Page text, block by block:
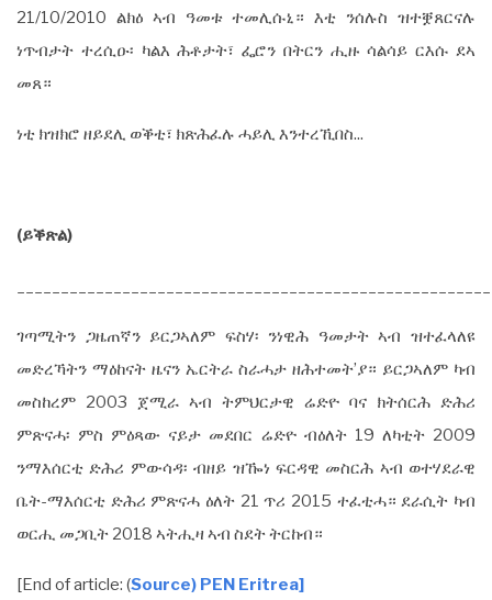
21/10/2010 ልክዕ ኣብ ዓመቱ ተመሊሱኒ። እቲ ንሰሉስ ዝተቛጸርናሉ
ነጥብታት ተረሲዑ፡ ካልእ ሕቶታት፣ ፌሮን በትርን ሒዙ ሳልሳይ ርእሱ ደኣ
መጸ።
ነቲ ክዝክሮ ዘይደሊ ወቕቲ፣ ክጽሕፈሉ ሓይሊ እንተረኺበስ...
(ይቕጽል)
ገጣሚትን ጋዜጠኛን ይርጋኣለም ፍስሃ፡ ንነዊሕ ዓመታት ኣብ ዝተፈላለዩ
መድረኻትን ማዕከናት ዜናን ኤርትራ ስራሓታ ዘሕተመት’ያ። ይርጋኣለም ካብ
መስከረም 2003 ጀሚራ ኣብ ትምህርታዊ ሬድዮ ባና ክትሰርሕ ድሕሪ
ምጽናሓ፡ ምስ ምዕጻው ናይታ መደበር ሬድዮ ብዕለት 19 ለካቲት 2009
ንማእሰርቲ ድሕሪ ምውሳዳ፡ ብዘይ ዝዀነ ፍርዳዊ መስርሕ ኣብ ወተሃደራዊ
ቤት-ማእሰርቲ ድሕሪ ምጽናሓ ዕለት 21 ጥሪ 2015 ተፈቲሓ። ደራሲት ካብ
ወርሒ መጋቢት 2018 ኣትሒዛ ኣብ ስደት ትርከብ።
[End of article: (Source) PEN Eritrea]